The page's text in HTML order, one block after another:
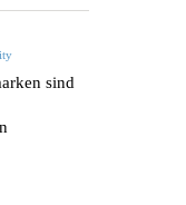
sind